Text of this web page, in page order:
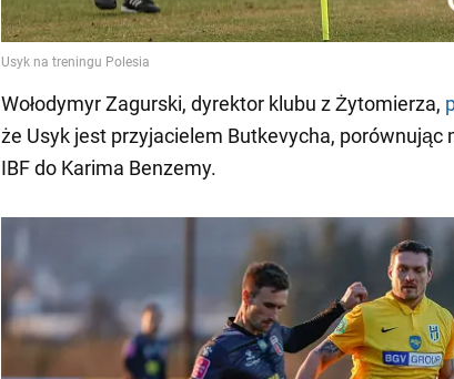
Wołodymyr Zagurski, dyrektor klubu z Żytomierza,
że Usyk jest przyjacielem Butkevycha, porównując
IBF do Karima Benzemy.